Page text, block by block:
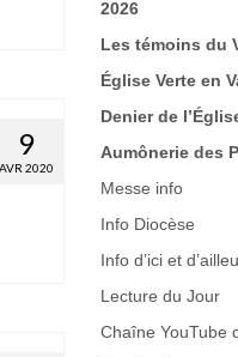
9
2020
2026
Les témoins du
Église Verte en
Denier de
Aumônerie des
Messe info
Info Diocèse
Info d’ici et
Lecture du Jour
Chaîne YouTube